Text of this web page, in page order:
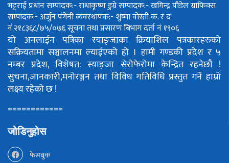
भट्टराईप्रधान सम्पादक:- राधाकृष्ण डुम्रेसम्पादक:- खगिन्द्र पौडेलग्राफिक्स
सम्पादक:- अर्जुन पंगेनीव्यवस्थापक:- शुष्मा वोस्तीक. र द
नं.२१८३६८/७५/०७६सूचना तथा प्रसारण बिभाग दर्ता नं १९०६
यो अनलाईन पत्रिका स्याङ्जाका क्रियाशिल पत्रकारहरुको
सक्रियतामा सञ्चालनमा ल्याईएको हो । हामी गण्डकी प्रदेश र ५
नम्बर प्रदेश, विशेषत: स्याङ्जा सेरोफेरोमा केन्द्रित रहनेछौ !
सुचना,जानकारी,मनोरञ्जन तथा विविध गतिविधि प्रस्तुत गर्ने हाम्रो
लक्ष्य रहेको छ !
============
जोडिनुहोस
फेसबुक